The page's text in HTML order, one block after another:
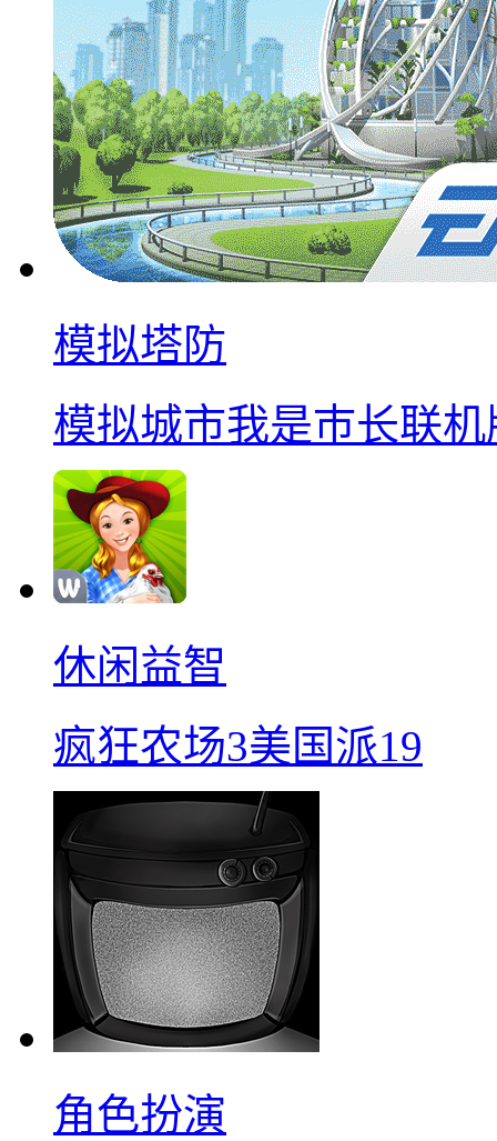
模拟塔防
模拟城市我是巿长联机
休闲益智
疯狂农场3美国派19
角色扮演